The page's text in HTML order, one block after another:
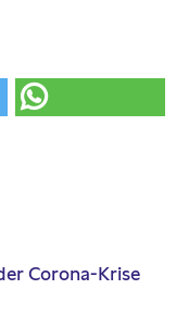
Corona-Krise